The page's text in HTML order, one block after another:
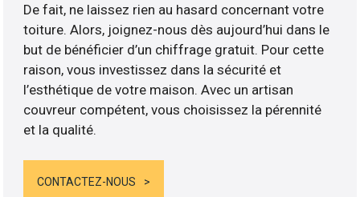
De fait, ne laissez rien au hasard concernant votre
toiture. Alors, joignez-nous dès aujourd’hui dans le
but de bénéficier d’un chiffrage gratuit. Pour cette
raison, vous investissez dans la sécurité et
l’esthétique de votre maison. Avec un artisan
couvreur compétent, vous choisissez la pérennité
et la qualité.
CONTACTEZ-NOUS